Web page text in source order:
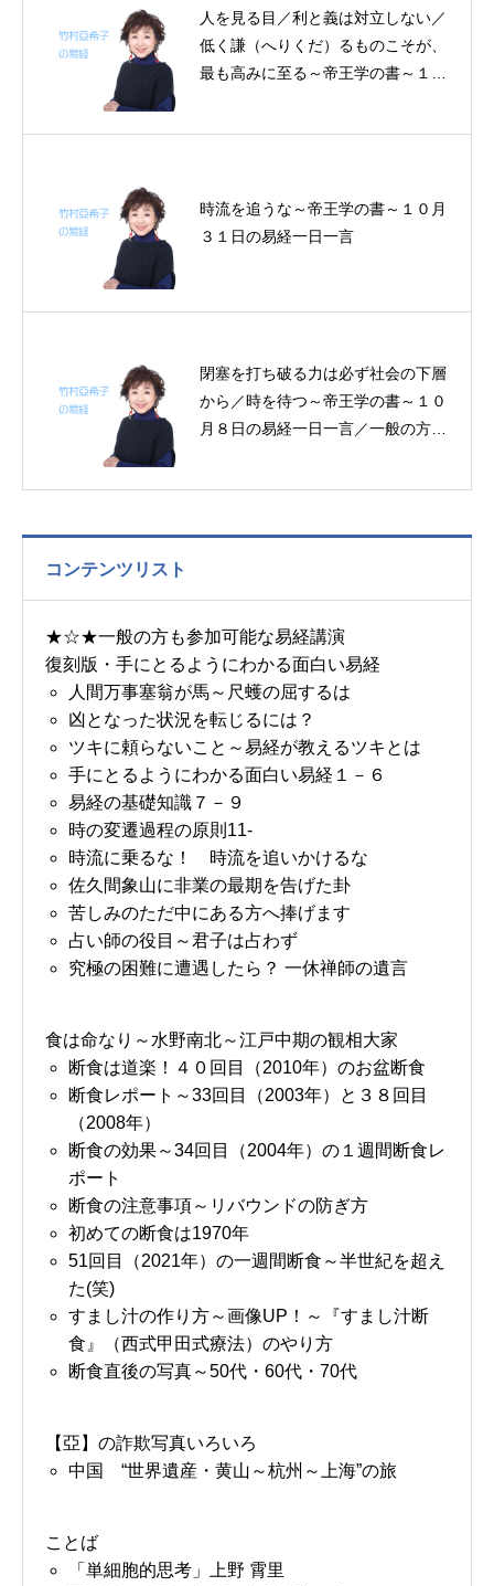
人を見る目／利と義は対立しない／
低く謙（へりくだ）るものこそが、
最も高みに至る～帝王学の書～１０
時流を追うな～帝王学の書～１０月
３１日の易経一日一言
閉塞を打ち破る力は必ず社会の下層
から／時を待つ～帝王学の書～１０
月８日の易経一日一言／一般の方も
コンテンツリスト
★☆★一般の方も参加可能な易経講演
復刻版・手にとるようにわかる面白い易経
人間万事塞翁が馬～尺蠖の屈するは
凶となった状況を転じるには？
ツキに頼らないこと～易経が教えるツキとは
手にとるようにわかる面白い易経１－６
易経の基礎知識７－９
時の変遷過程の原則11-
時流に乗るな！ 時流を追いかけるな
佐久間象山に非業の最期を告げた卦
苦しみのただ中にある方へ捧げます
占い師の役目～君子は占わず
究極の困難に遭遇したら？ 一休禅師の遺言
食は命なり～水野南北～江戸中期の観相大家
断食は道楽！４０回目（2010年）のお盆断食
断食レポート～33回目（2003年）と３８回目
（2008年）
断食の効果～34回目（2004年）の１週間断食レ
ポート
断食の注意事項～リバウンドの防ぎ方
初めての断食は1970年
51回目（2021年）の一週間断食～半世紀を超え
た(笑)
すまし汁の作り方～画像UP！～『すまし汁断
食』（西式甲田式療法）のやり方
断食直後の写真～50代・60代・70代
【亞】の詐欺写真いろいろ
中国 “世界遺産・黄山～杭州～上海”の旅
ことば
「単細胞的思考」上野 霄里